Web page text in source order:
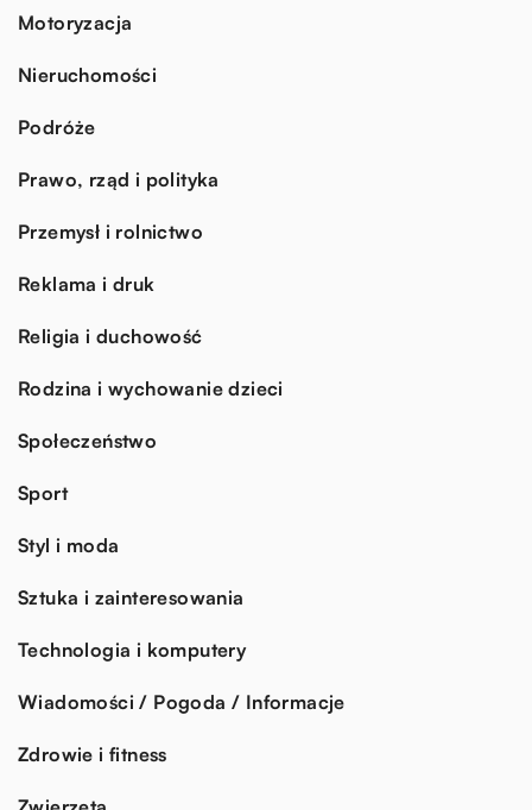
Motoryzacja
Nieruchomości
Podróże
Prawo, rząd i polityka
Przemysł i rolnictwo
Reklama i druk
Religia i duchowość
Rodzina i wychowanie dzieci
Społeczeństwo
Sport
Styl i moda
Sztuka i zainteresowania
Technologia i komputery
Wiadomości / Pogoda / Informacje
Zdrowie i fitness